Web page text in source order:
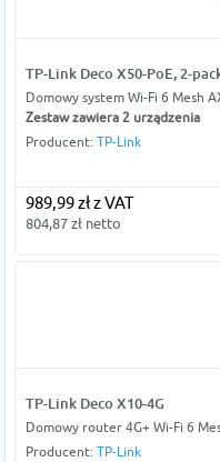
TP-Link Deco X50-PoE, 2-
Domowy system Wi-Fi 6 Mesh
Zestaw zawiera 2 urządzenia
Producent: TP-Link
989,99 zł z VAT
804,87 zł netto
TP-Link Deco X10-4G
Domowy router 4G+ Wi-Fi 6
Producent: TP-Link